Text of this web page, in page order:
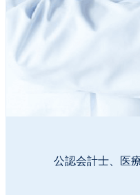
公認会計士、医